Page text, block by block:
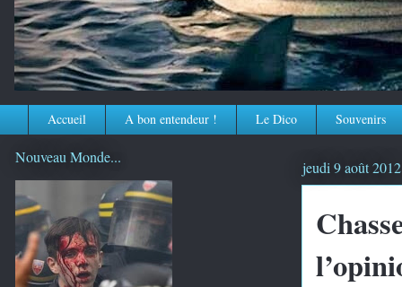
Accueil A bon entendeur ! Le Dico Souvenirs
jeudi 9 août 2012
Nouveau Monde...